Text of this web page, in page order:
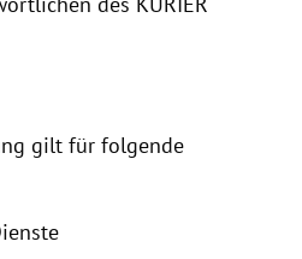
gilt für folgende